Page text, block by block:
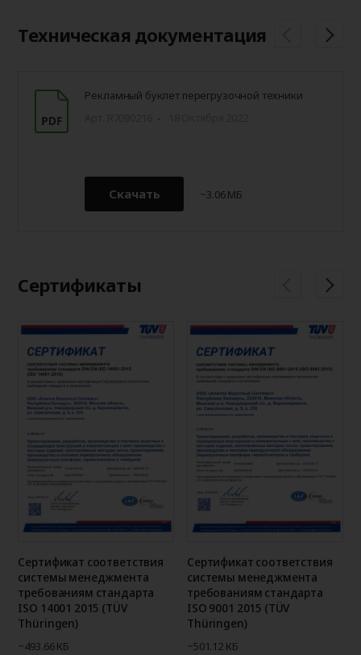
Техническая документация
Рекламный буклет перегрузочной техники
Скачать ~3.06 МБ
Сертификаты
Сертификат соответствия
системы менеджмента
требованиям стандарта
ISO 14001 2015 (TÜV
Thüringen)
~493.66 КБ
Сертификат соответствия
системы менеджмента
требованиям стандарта
ISO 9001 2015 (TÜV
Thüringen)
~501.12 КБ